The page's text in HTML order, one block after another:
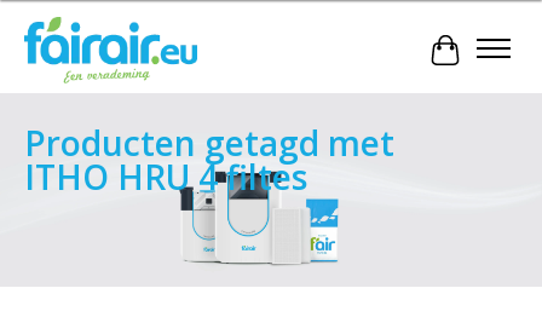
Producten getagd met
ITHO HRU 4 filtes